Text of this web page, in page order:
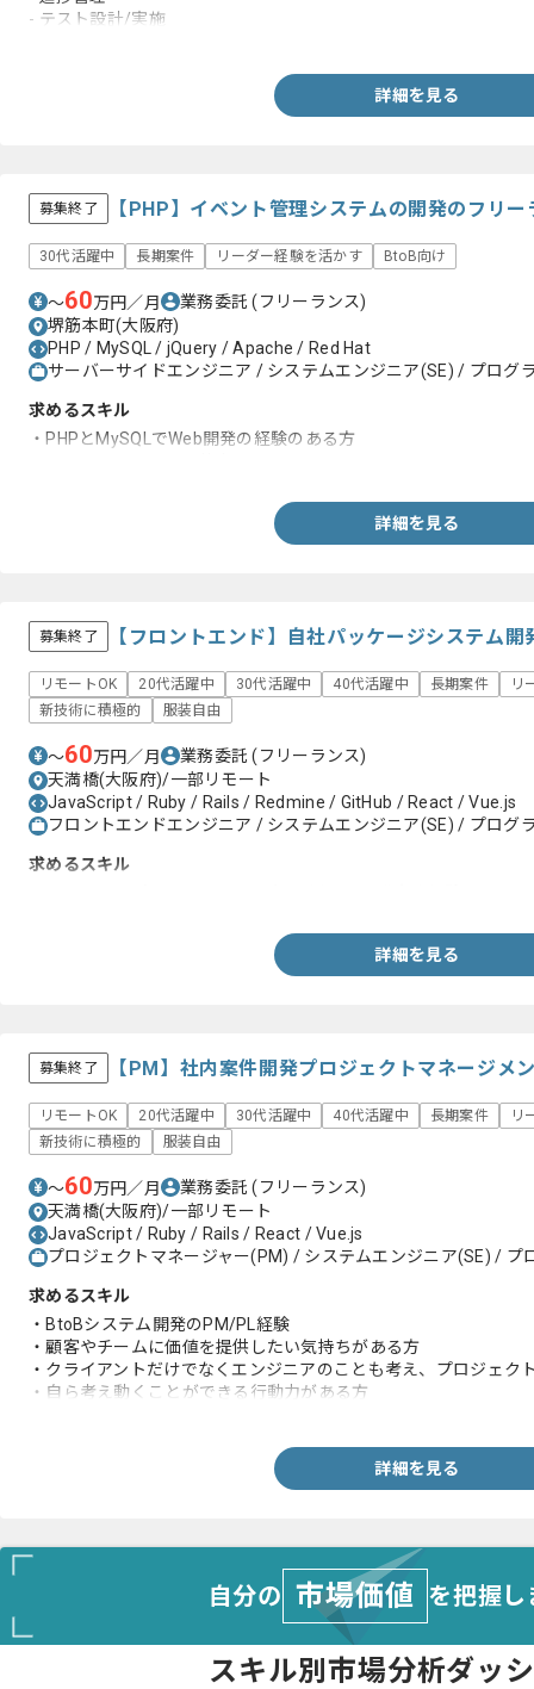
- テスト設計/実施
- PHP (Laravel)
- Python (Flask/Django)
- Ruby (Ruby on Rails)
詳細を見る
募集終了 【PHP】イベント管理システムの開発のフリ
30代活躍中 長期案件 リーダー経験を活かす BtoB向け
〜60万円／月 業務委託(フリーランス)
堺筋本町(大阪府)
PHP / MySQL / jQuery / Apache / Red Hat
サーバーサイドエンジニア / システムエンジニア(SE) / プログ
求めるスキル
・PHPとMySQLでWeb開発の経験のある方
詳細を見る
募集終了 【フロントエンド】自社パッケージシステム
リモートOK 20代活躍中 30代活躍中 40代活躍中 長期案件
リ
新技術に積極的
服装自由
〜60万円／月 業務委託(フリーランス)
天満橋(大阪府)/一部リモート
JavaScript / Ruby / Rails / Redmine / GitHub / React / Vue.js
フロントエンドエンジニア / システムエンジニア(SE) / プログ
求めるスキル
詳細を見る
募集終了 【PM】社内案件開発プロジェクトマネージメ
リモートOK 20代活躍中 30代活躍中 40代活躍中 長期案件
リ
新技術に積極的
服装自由
〜60万円／月 業務委託(フリーランス)
天満橋(大阪府)/一部リモート
JavaScript / Ruby / Rails / React / Vue.js
プロジェクトマネージャー(PM) / システムエンジニア(SE) / プ
求めるスキル
・BtoBシステム開発のPM/PL経験
・顧客やチームに価値を提供したい気持ちがある方
・クライアントだけでなくエンジニアのことも考え、プロジェク
・自ら考え動くことができる行動力がある方
詳細を見る
自分の 市場価値 を把握
スキル別市場分析ダッ